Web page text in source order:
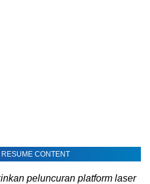
CONTENT
peluncuran platform laser